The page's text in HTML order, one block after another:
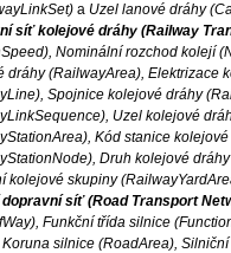
a Uzel lanové dráhy
síť kolejové dráhy (Railway
Nominální rozchod kolejí
dráhy (RailwayArea), Elektrizace
Spojnice kolejové dráhy
Uzel kolejové
Kód stanice
Druh kolejové
kolejové skupiny
síť (Road Transport
Funkční třída silnice
silnice (RoadArea),